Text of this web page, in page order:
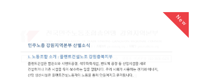
New
New